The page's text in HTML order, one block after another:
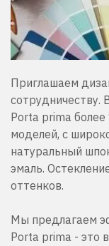
Приглашаем
сотрудничеству.
Porta prima
моделей, с
натуральный
эмаль.
оттенков.
Мы предлагаем
Porta prima - это